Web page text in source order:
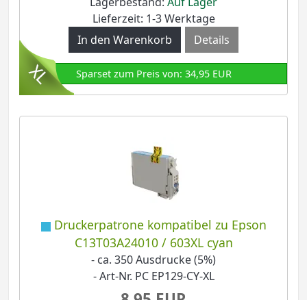
Lieferzeit: 1-3 Werktage
Details
Sparset zum Preis von: 34,95 EUR
Druckerpatrone kompatibel zu Epson
C13T03A24010 / 603XL cyan
- ca. 350 Ausdrucke (5%)
- Art-Nr. PC EP129-CY-XL